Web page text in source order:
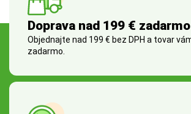
Doprava nad 199 € zadarmo
Objednajte nad 199 € bez DPH a tovar
zadarmo.